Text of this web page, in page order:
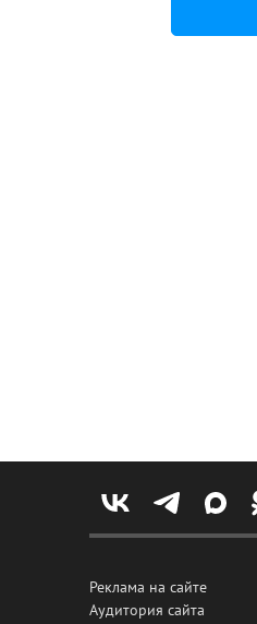
Реклама на сайте
Аудитория сайта